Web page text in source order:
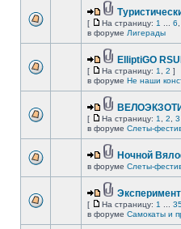
[ На страницу: 1 6
в форуме Лигерады
ElliptiGO
[ На страницу: 1 2 ]
в форуме Не наши
[ На страницу: 1 2 3
в форуме Слеты-
Ночной
в форуме Слеты-
[ На страницу: 1
в форуме Самокаты и